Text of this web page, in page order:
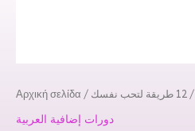
Αρχική σελίδα / / 12 طريقة لتحب نفسك
دورات إضافية العربية